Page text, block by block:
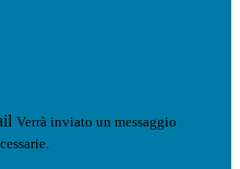
Verrà inviato un messaggio